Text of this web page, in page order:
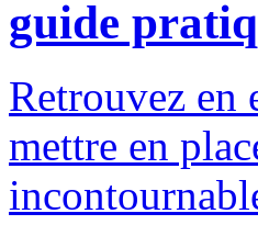
guide
Retrouvez
mettre en